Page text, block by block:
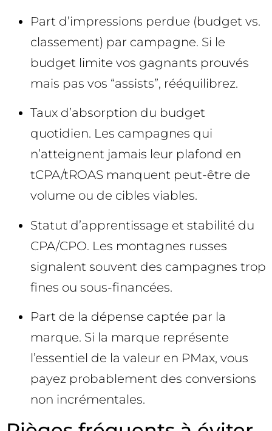
Part d’impressions perdue (budget vs.
classement) par campagne. Si le
budget limite vos gagnants prouvés
mais pas vos “assists”, rééquilibrez.
Taux d’absorption du budget
quotidien. Les campagnes qui
n’atteignent jamais leur plafond en
tCPA/tROAS manquent peut-être de
volume ou de cibles viables.
Statut d’apprentissage et stabilité du
CPA/CPO. Les montagnes russes
signalent souvent des campagnes trop
fines ou sous-financées.
Part de la dépense captée par la
marque. Si la marque représente
l’essentiel de la valeur en PMax, vous
payez probablement des conversions
non incrémentales.